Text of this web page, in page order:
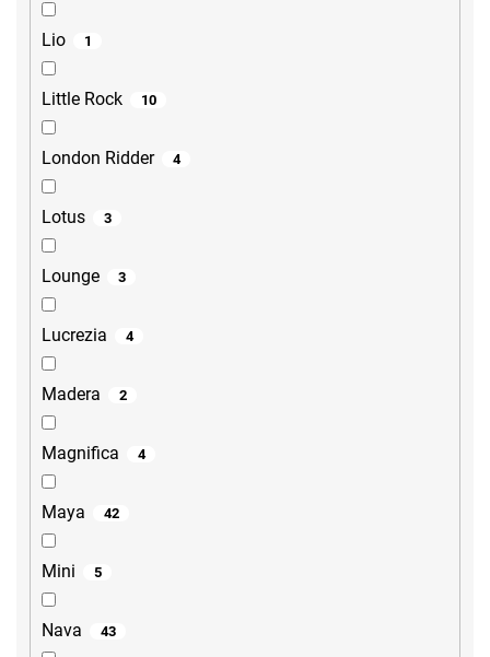
Lio 1
Little Rock 10
London Ridder 4
Lotus 3
Lounge 3
Lucrezia 4
Madera 2
Magnifica 4
Maya 42
Mini 5
Nava 43